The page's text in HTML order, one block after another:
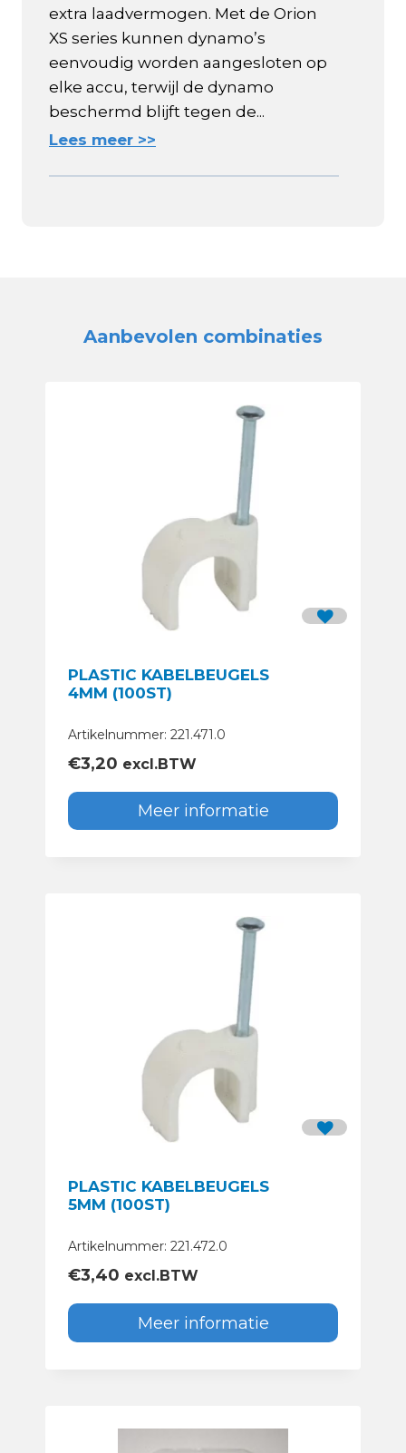
extra laadvermogen. Met de Orion
XS series kunnen dynamo’s
eenvoudig worden aangesloten op
elke accu, terwijl de dynamo
beschermd blijft tegen de...
Lees meer >>
Aanbevolen combinaties
PLASTIC KABELBEUGELS
4MM (100ST)
Artikelnummer: 221.471.0
€3,20 excl.BTW
Meer informatie
PLASTIC KABELBEUGELS
5MM (100ST)
Artikelnummer: 221.472.0
€3,40 excl.BTW
Meer informatie